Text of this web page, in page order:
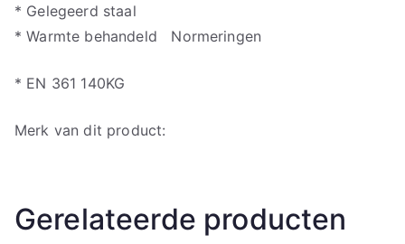
* Gelegeerd staal
* Warmte behandeld Normeringen
* EN 361 140KG
Merk van dit product:
Gerelateerde producten